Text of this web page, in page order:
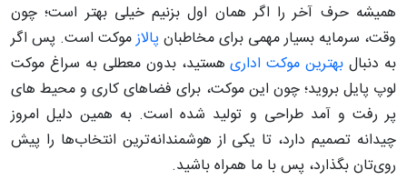
همیشه حرف آخر را اگر همان اول بزنیم خیلی بهتر است؛ چون
وقت، سرمایه بسیار مهمی برای مخاطبانپالازموکت است. پس اگر
به دنبال بهترین موکت اداریهستید، بدون معطلی به سراغ موکت
لوپ پایل بروید؛ چون این موکت، برای فضاهای کاری و محیط های
پر رفت و آمد طراحی و تولید شده است. به همین دلیل امروز
چیدانه تصمیم دارد، تا یکی از هوشمندانه‌ترین انتخاب‌ها را پیش
روی‌تان بگذارد، پس با ما همراه باشید.